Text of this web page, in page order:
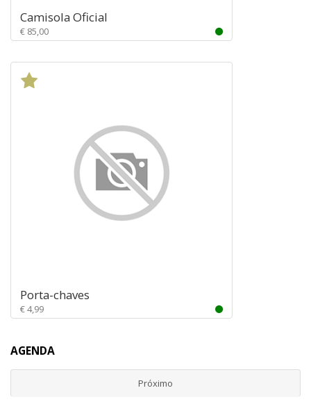
Camisola Oficial
€ 85,00
Porta-chaves
€ 4,99
AGENDA
Próximo